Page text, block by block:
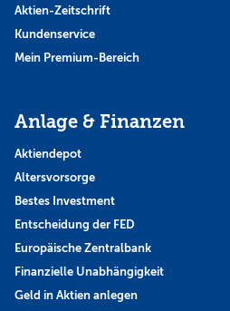
Aktien-Zeitschrift
Kundenservice
Mein Premium-Bereich
Anlage & Finanzen
Aktiendepot
Altersvorsorge
Bestes Investment
Entscheidung der FED
Europäische Zentralbank
Finanzielle Unabhängigkeit
Geld in Aktien anlegen